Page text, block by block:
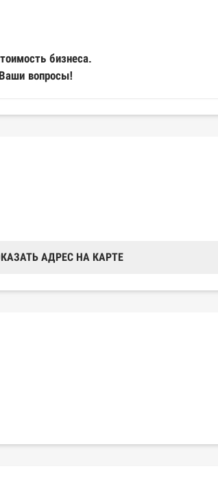
бизнеса.
вопросы!
АДРЕС НА КАРТЕ